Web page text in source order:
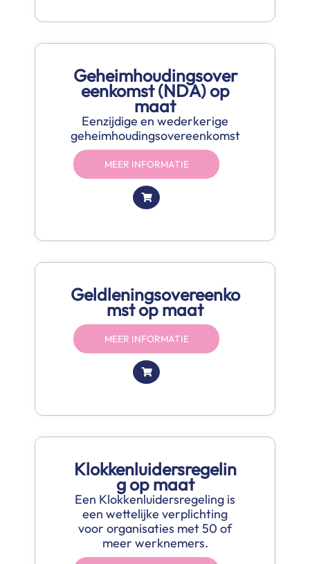
Geheimhoudingsover
eenkomst (NDA) op
maat
Eenzijdige en wederkerige
geheimhoudingsovereenkomst
MEER INFORMATIE
Geldleningsovereenko
mst op maat
MEER INFORMATIE
Klokkenluidersregelin
g op maat
Een Klokkenluidersregeling is
een wettelijke verplichting
voor organisaties met 50 of
meer werknemers.